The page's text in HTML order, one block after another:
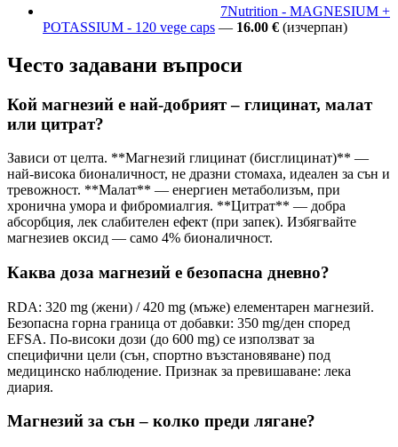
7Nutrition - MAGNESIUM +
POTASSIUM - 120 vege caps — 16.00 € (изчерпан)
Често задавани въпроси
Кой магнезий е най-добрият – глицинат, малат
или цитрат?
Зависи от целта. **Магнезий глицинат (бисглицинат)** —
най-висока бионаличност, не дразни стомаха, идеален за сън и
тревожност. **Малат** — енергиен метаболизъм, при
хронична умора и фибромиалгия. **Цитрат** — добра
абсорбция, лек слабителен ефект (при запек). Избягвайте
магнезиев оксид — само 4% бионаличност.
Каква доза магнезий е безопасна дневно?
RDA: 320 mg (жени) / 420 mg (мъже) елементарен магнезий.
Безопасна горна граница от добавки: 350 mg/ден според
EFSA. По-високи дози (до 600 mg) се използват за
специфични цели (сън, спортно възстановяване) под
медицинско наблюдение. Признак за превишаване: лека
диария.
Магнезий за сън – колко преди лягане?